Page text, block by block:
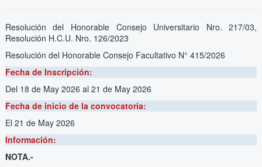
Resolución del Honorable Consejo Universitario Nro. 217/03,
Resolución H.C.U. Nro. 126/2023
Resolución del Honorable Consejo Facultativo N° 415/2026
Fecha de Inscripción:
Del 18 de May 2026 al 21 de May 2026
Fecha de inicio de la convocatoria:
El 21 de May 2026
Información:
NOTA.-